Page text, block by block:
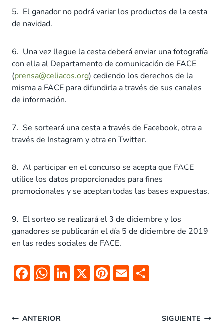
5. El ganador no podrá variar los productos de la cesta
de navidad.
6. Una vez llegue la cesta deberá enviar una fotografía
con ella al Departamento de comunicación de FACE
(prensa@celiacos.org) cediendo los derechos de la
misma a FACE para difundirla a través de sus canales
de información.
7. Se sorteará una cesta a través de Facebook, otra a
través de Instagram y otra en Twitter.
8. Al participar en el concurso se acepta que FACE
utilice los datos proporcionados para fines
promocionales y se aceptan todas las bases expuestas.
9. El sorteo se realizará el 3 de diciembre y los
ganadores se publicarán el día 5 de diciembre de 2019
en las redes sociales de FACE.
F
b
W
s
Li X Pi
es
E
Navegación
ANTERIOR SIGUIENTE